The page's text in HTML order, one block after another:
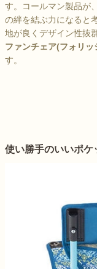
す。コールマン製品が
の絆を結ぶ力になると
地が良くデザイン性抜
ファンチェア(フォリッ
す。
使い勝手のいいポケ